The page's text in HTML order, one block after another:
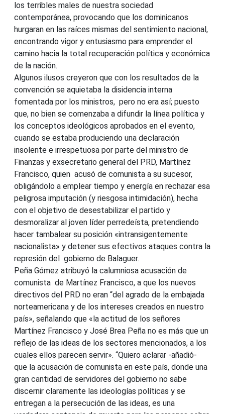
los terribles males de nuestra sociedad
contemporánea, provocando que los dominicanos
hurgaran en las raíces mismas del sentimiento nacional,
encontrando vigor y entusiasmo para emprender el
camino hacia la total recuperación política y económica
de la nación.
Algunos ilusos creyeron que con los resultados de la
convención se aquietaba la disidencia interna
fomentada por los ministros, pero no era así; puesto
que, no bien se comenzaba a difundir la línea política y
los conceptos ideológicos aprobados en el evento,
cuando se estaba produciendo una declaración
insolente e irrespetuosa por parte del ministro de
Finanzas y exsecretario general del PRD, Martínez
Francisco, quien acusó de comunista a su sucesor,
obligándolo a emplear tiempo y energía en rechazar esa
peligrosa imputación (y riesgosa intimidación), hecha
con el objetivo de desestabilizar el partido y
desmoralizar al joven líder perredeísta, pretendiendo
hacer tambalear su posición «intransigentemente
nacionalista» y detener sus efectivos ataques contra la
represión del gobierno de Balaguer.
Peña Gómez atribuyó la calumniosa acusación de
comunista de Martínez Francisco, a que los nuevos
directivos del PRD no eran “del agrado de la embajada
norteamericana y de los intereses creados en nuestro
país», señalando que «la actitud de los señores
Martínez Francisco y José Brea Peña no es más que un
reflejo de las ideas de los sectores mencionados, a los
cuales ellos parecen servir». “Quiero aclarar -añadió-
que la acusación de comunista en este país, donde una
gran cantidad de servidores del gobierno no sabe
discernir claramente las ideologías políticas y se
entregan a la persecución de las ideas, es una